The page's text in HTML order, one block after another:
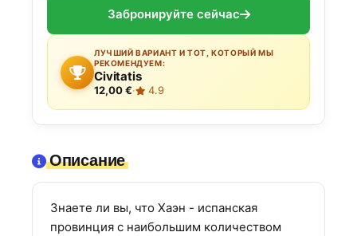
Забронируйте сейчас
ЛУЧШИЙ ВАРИАНТ И ТОТ, КОТОРЫЙ МЫ
РЕКОМЕНДУЕМ:
Civitatis
12,00 €· 4.9
Описание
Знаете ли вы, что Хаэн - испанская
провинция с наибольшим количеством